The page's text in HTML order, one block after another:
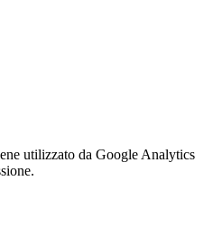
utilizzato da Google Analytics